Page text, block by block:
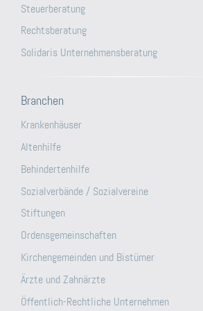
Steuerberatung
Rechtsberatung
Solidaris Unternehmensberatung
Branchen
Krankenhäuser
Altenhilfe
Behindertenhilfe
Sozialverbände / Sozialvereine
Stiftungen
Ordensgemeinschaften
Kirchengemeinden und Bistümer
Ärzte und Zahnärzte
Öffentlich-Rechtliche Unternehmen